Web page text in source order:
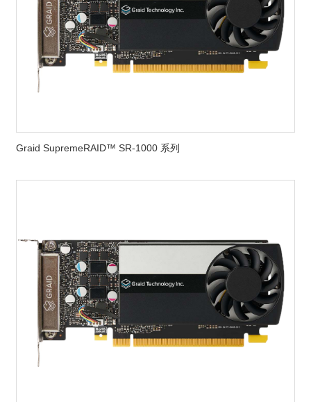
Graid SupremeRAID™ SR-1000 系列